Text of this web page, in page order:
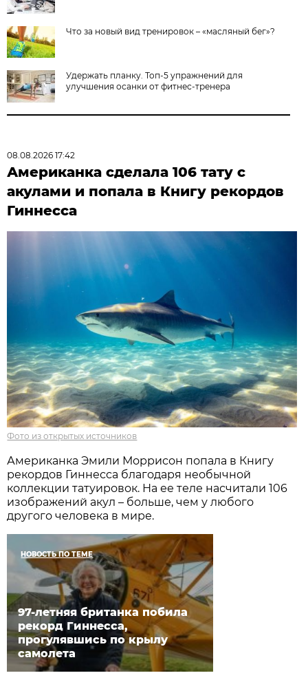
Что за новый вид тренировок – «масляный бег»?
Удержать планку. Топ-5 упражнений для
улучшения осанки от фитнес-тренера
08.08.2026 17:42
Американка сделала 106 тату с
акулами и попала в Книгу рекордов
Гиннесса
Фото из открытых источников
Американка Эмили Моррисон попала в Книгу
рекордов Гиннесса благодаря необычной
коллекции татуировок. На ее теле насчитали 106
изображений акул – больше, чем у любого
другого человека в мире.
НОВОСТЬ ПО ТЕМЕ
97-летняя британка побила
рекорд Гиннесса,
прогулявшись по крылу
самолета